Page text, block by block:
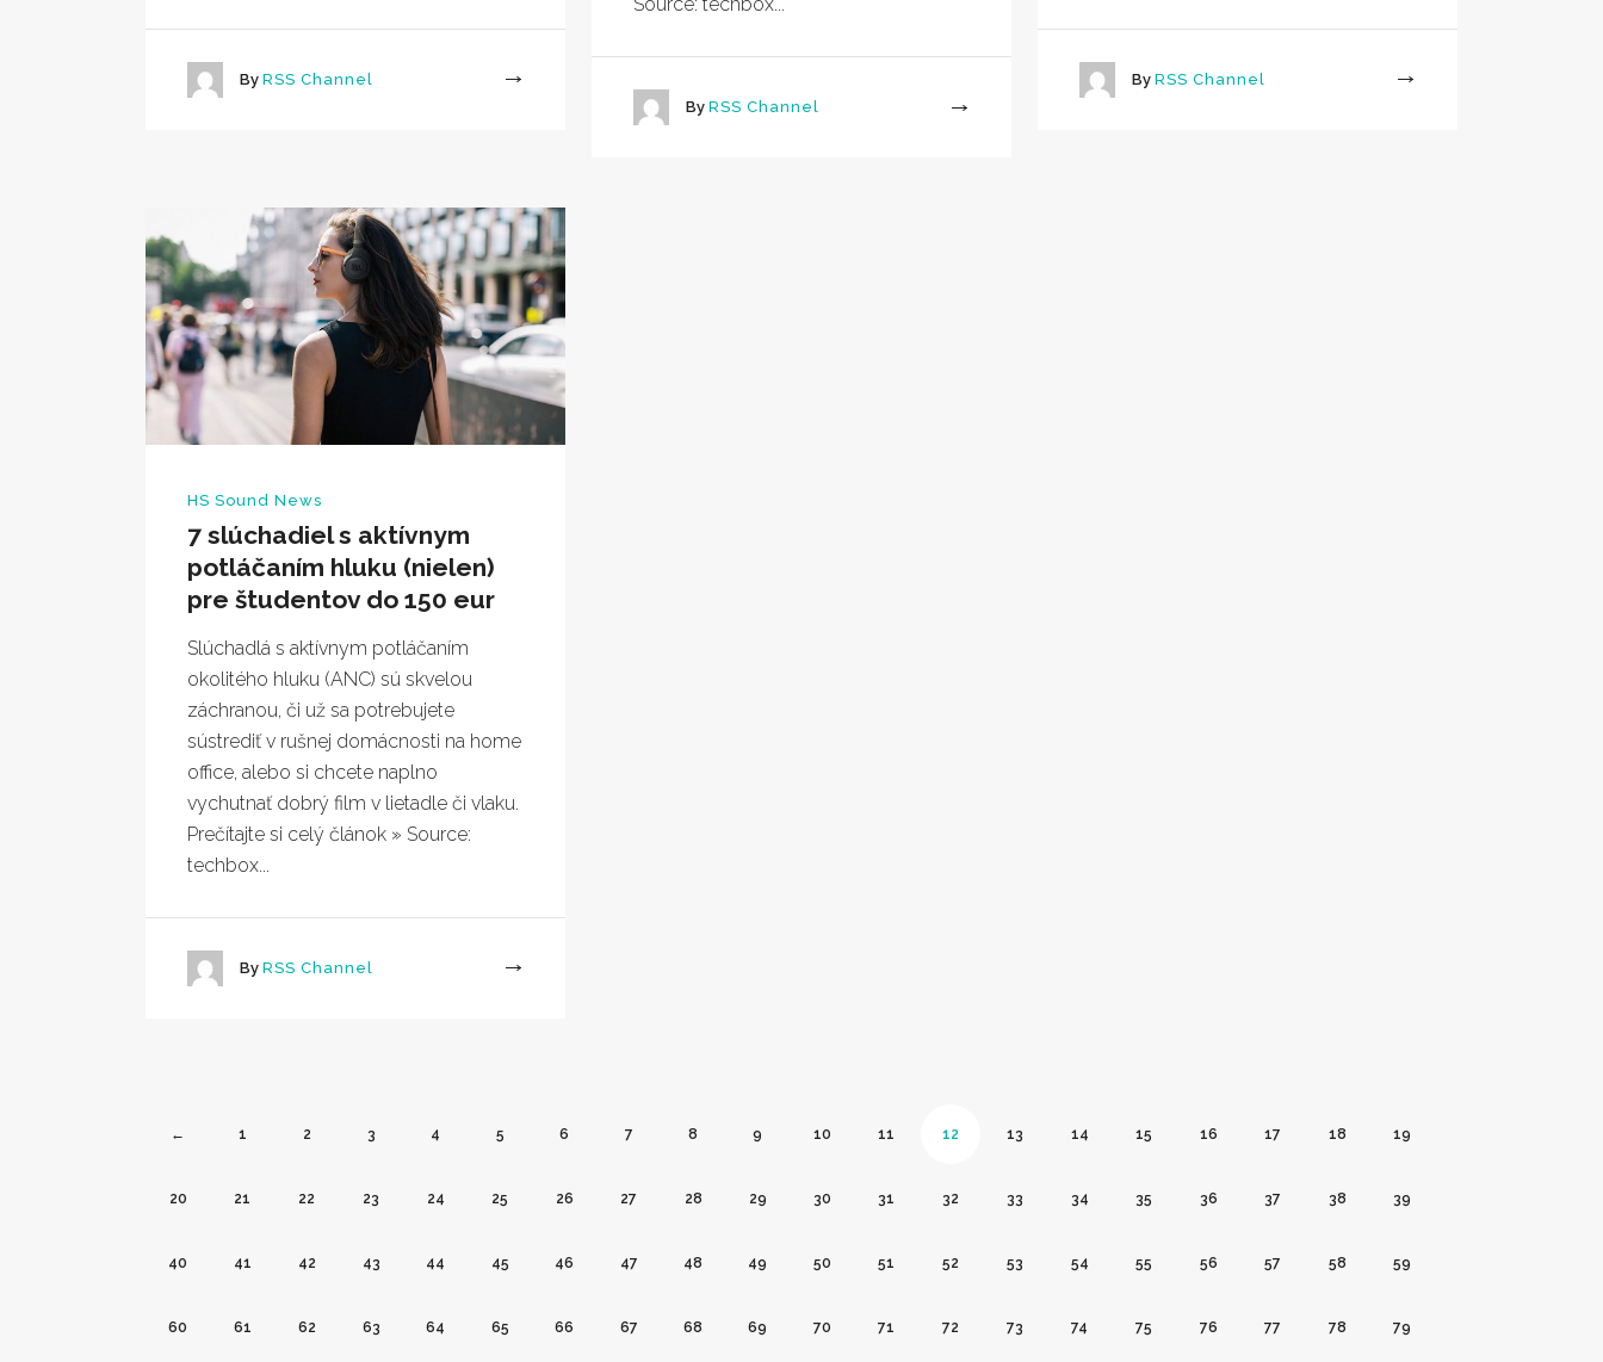
By RSS Channel
Source: techbox...
By RSS Channel
By RSS Channel
HS Sound News
7 slúchadiel s aktívnym
potláčaním hluku (nielen)
pre študentov do 150 eur
Slúchadlá s aktívnym potláčaním
okolitého hluku (ANC) sú skvelou
záchranou, či už sa potrebujete
sústrediť v rušnej domácnosti na home
office, alebo si chcete naplno
vychutnať dobrý film v lietadle či vlaku.
Prečítajte si celý článok » Source:
techbox...
By RSS Channel
← 1 2 3 4 5 6 7 8 9 10 11 12 13 14 15 16 17 18 19
20 21 22 23 24 25 26 27 28 29 30 31 32 33 34 35 36 37 38 39
40 41 42 43 44 45 46 47 48 49 50 51 52 53 54 55 56 57 58 59
60 61 62 63 64 65 66 67 68 69 70 71 72 73 74 75 76 77 78 79